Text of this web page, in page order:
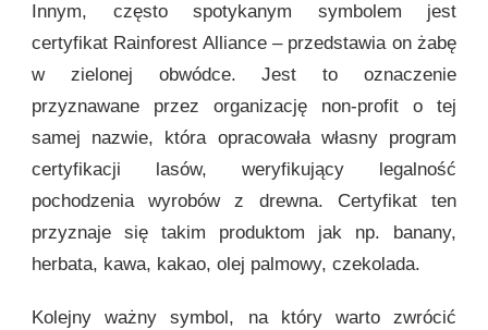
Innym, często spotykanym symbolem jest
certyfikat Rainforest Alliance – przedstawia on żabę
w zielonej obwódce. Jest to oznaczenie
przyznawane przez organizację non-profit o tej
samej nazwie, która opracowała własny program
certyfikacji lasów, weryfikujący legalność
pochodzenia wyrobów z drewna. Certyfikat ten
przyznaje się takim produktom jak np. banany,
herbata, kawa, kakao, olej palmowy, czekolada.
Kolejny ważny symbol, na który warto zwrócić